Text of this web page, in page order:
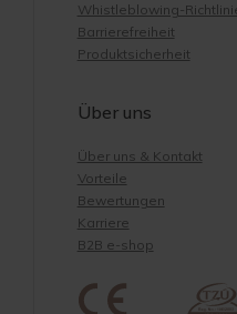
Whistleblowing-
Barrierefreiheit
Produktsicherheit
Über uns
Über uns & Kontakt
Vorteile
Bewertungen
Karriere
B2B e-shop